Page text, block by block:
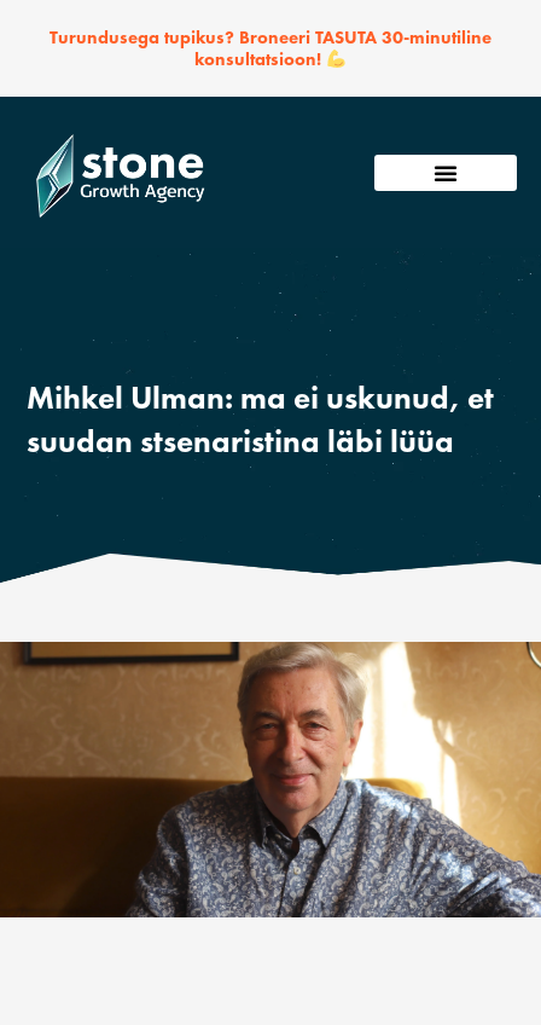
Turundusega tupikus? Broneeri TASUTA 30-minutiline
konsultatsioon!
Mihkel Ulman: ma ei uskunud, et
suudan stsenaristina läbi lüüa